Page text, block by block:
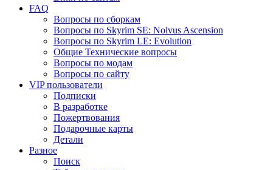
FAQ
Вопросы по сборкам
Вопросы по Skyrim SE: Nolvus Ascension
Вопросы по Skyrim LE: Evolution
Общие Технические вопросы
Вопросы по модам
Вопросы по сайту
VIP пользователи
Подписки
В разработке
Пожертвования
Подарочные карты
Детали
Разное
Поиск